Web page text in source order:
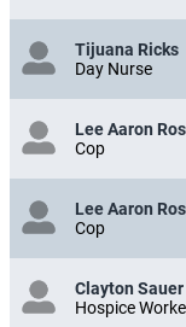
Tijuana Ricks
Day Nurse
Lee Aaron
Cop
Lee Aaron
Cop
Clayton Sauer
Hospice